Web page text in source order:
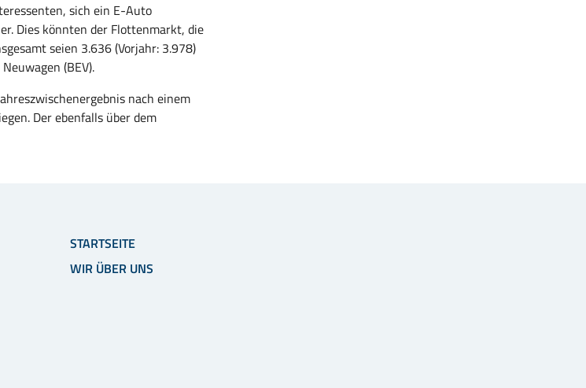
sich ein E-Auto
Dies könnten der Flottenmarkt, die
seien 3.636 (Vorjahr: 3.978)
(BEV).
nach einem
Der ebenfalls über dem
STARTSEITE
WIR ÜBER UNS